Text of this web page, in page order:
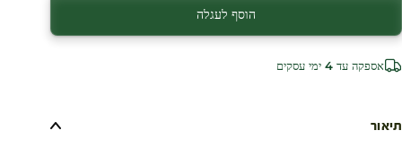
הוסף לעגלה
אספקה עד 4 ימי עסקים
תיאור